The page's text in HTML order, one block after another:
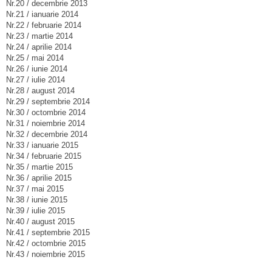
Nr.20 / decembrie 2013
Nr.21 / ianuarie 2014
Nr.22 / februarie 2014
Nr.23 / martie 2014
Nr.24 / aprilie 2014
Nr.25 / mai 2014
Nr.26 / iunie 2014
Nr.27 / iulie 2014
Nr.28 / august 2014
Nr.29 / septembrie 2014
Nr.30 / octombrie 2014
Nr.31 / noiembrie 2014
Nr.32 / decembrie 2014
Nr.33 / ianuarie 2015
Nr.34 / februarie 2015
Nr.35 / martie 2015
Nr.36 / aprilie 2015
Nr.37 / mai 2015
Nr.38 / iunie 2015
Nr.39 / iulie 2015
Nr.40 / august 2015
Nr.41 / septembrie 2015
Nr.42 / octombrie 2015
Nr.43 / noiembrie 2015